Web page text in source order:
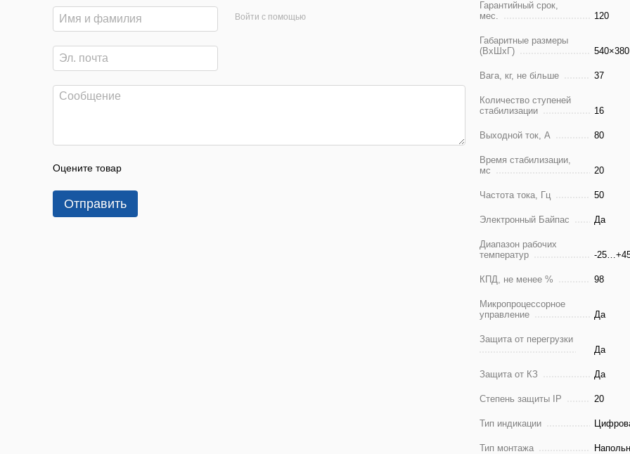
Войти с помощью
Оцените товар
Отправить
Гарантийный срок,
мес.
120
Габаритные размеры
(ВхШхГ)
Вага, кг, не більше 37
Количество ступеней
стабилизации
16
Выходной ток, А 80
Время стабилизации,
мс
20
Частота тока, Гц 50
Электронный Байпас Да
Диапазон рабочих
температур
-
КПД, не менее % 98
Микропроцессорное
управление
Да
Защита от перегрузки
Да
Защита от КЗ Да
Степень защиты IP 20
Тип индикации
Тип монтажа